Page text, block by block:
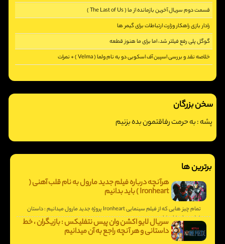
[2716]قسمت دوم سریال آخرین بازمانده از ما ( The Last of Us )
رادار بازی راهکار وزارت ارتباطات برای گیمر ها
گوگل پلی رفع فیلتر شد، اما برای ما هنوز قطعه
خلاصه نقد و بررسی اسپین آف اسکوبی دو به نام ولما ( Velma ) + نمرات
سخن بزرگان
پشه :به حرمت رفاقتمون بده بزنیم
برترین ها
هرآنچه درباره فیلم جدید مارول به نام قلب آهنی (
Ironheart ) باید بدانیم
تمام چیز هایی که از فیلم سینمایی Ironheart پروژه جدید مارول میدانیم : داستان
فیلم و تاریخ انتشار.سریال لایو اکشن وان پیس نتفلیکس : بازیگران ، خط
داستانی و هر آنچه راجع به آن میدانیم